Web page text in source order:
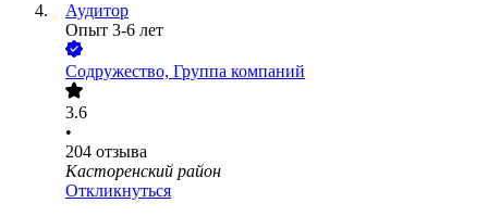
Аудитор
Опыт 3-6 лет
Содружество, Группа компаний
3.6
•
204 отзыва
Касторенский район
Откликнуться